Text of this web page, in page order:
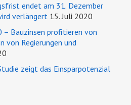
endet am 31. Dezember
verlängert 15. Juli 2020
– Bauzinsen profitieren von
von Regierungen und
zeigt das Einsparpotenzial